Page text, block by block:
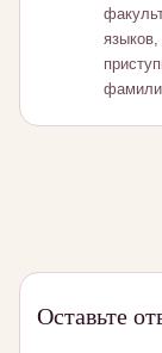
языков,
Оставьте